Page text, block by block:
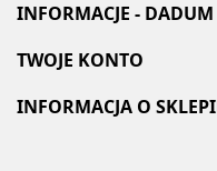
INFORMACJE - DADUM
TWOJE KONTO
INFORMACJA O